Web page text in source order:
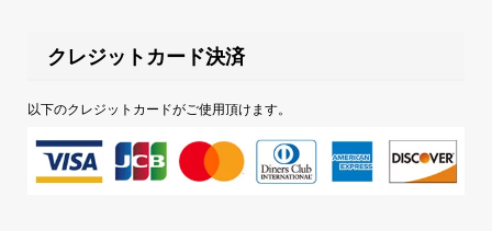
クレジットカード決済
以下のクレジットカードがご使用頂けます。